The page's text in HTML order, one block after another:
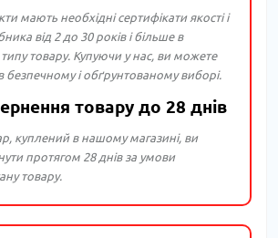
мають необхідні сертифікати якості і
від 2 до 30 років і більше в
типу товару. Купуючи у нас, ви можете
безпечному і обґрунтованому виборі.
товару до 28 днів
куплений в нашому магазині, ви
протягом 28 днів за умови
товару.